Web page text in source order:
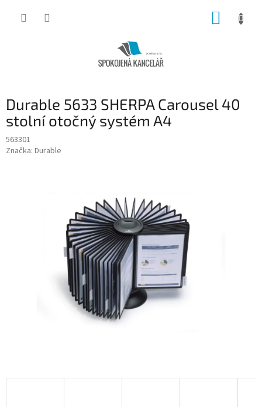
Durable 5633 SHERPA Carousel 40
stolní otočný systém A4
563301
Značka: Durable